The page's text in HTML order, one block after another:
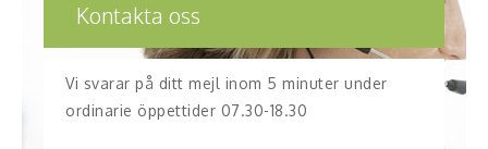
Kontakta oss
Vi svarar på ditt mejl inom 5 minuter under
ordinarie öppettider 07.30-18.30